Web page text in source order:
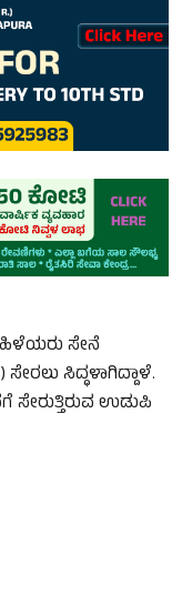
ಸೇನೆ
ಸಿದ್ಧಳಾಗಿದ್ದಾಳೆ.
ಸೇರುತ್ತಿರುವ ಉಡುಪಿ